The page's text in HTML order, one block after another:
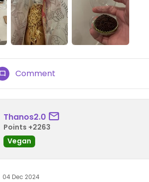
Comment
Thanos2.0
Points +2263
Vegan
04 Dec 2024